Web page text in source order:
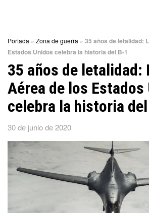
Portada » Zona de guerra » 35 años de letalidad:
Estados Unidos celebra la historia del B-1
35 años de letalidad:
Aérea de los Estados
celebra la historia
30 de junio de 2020